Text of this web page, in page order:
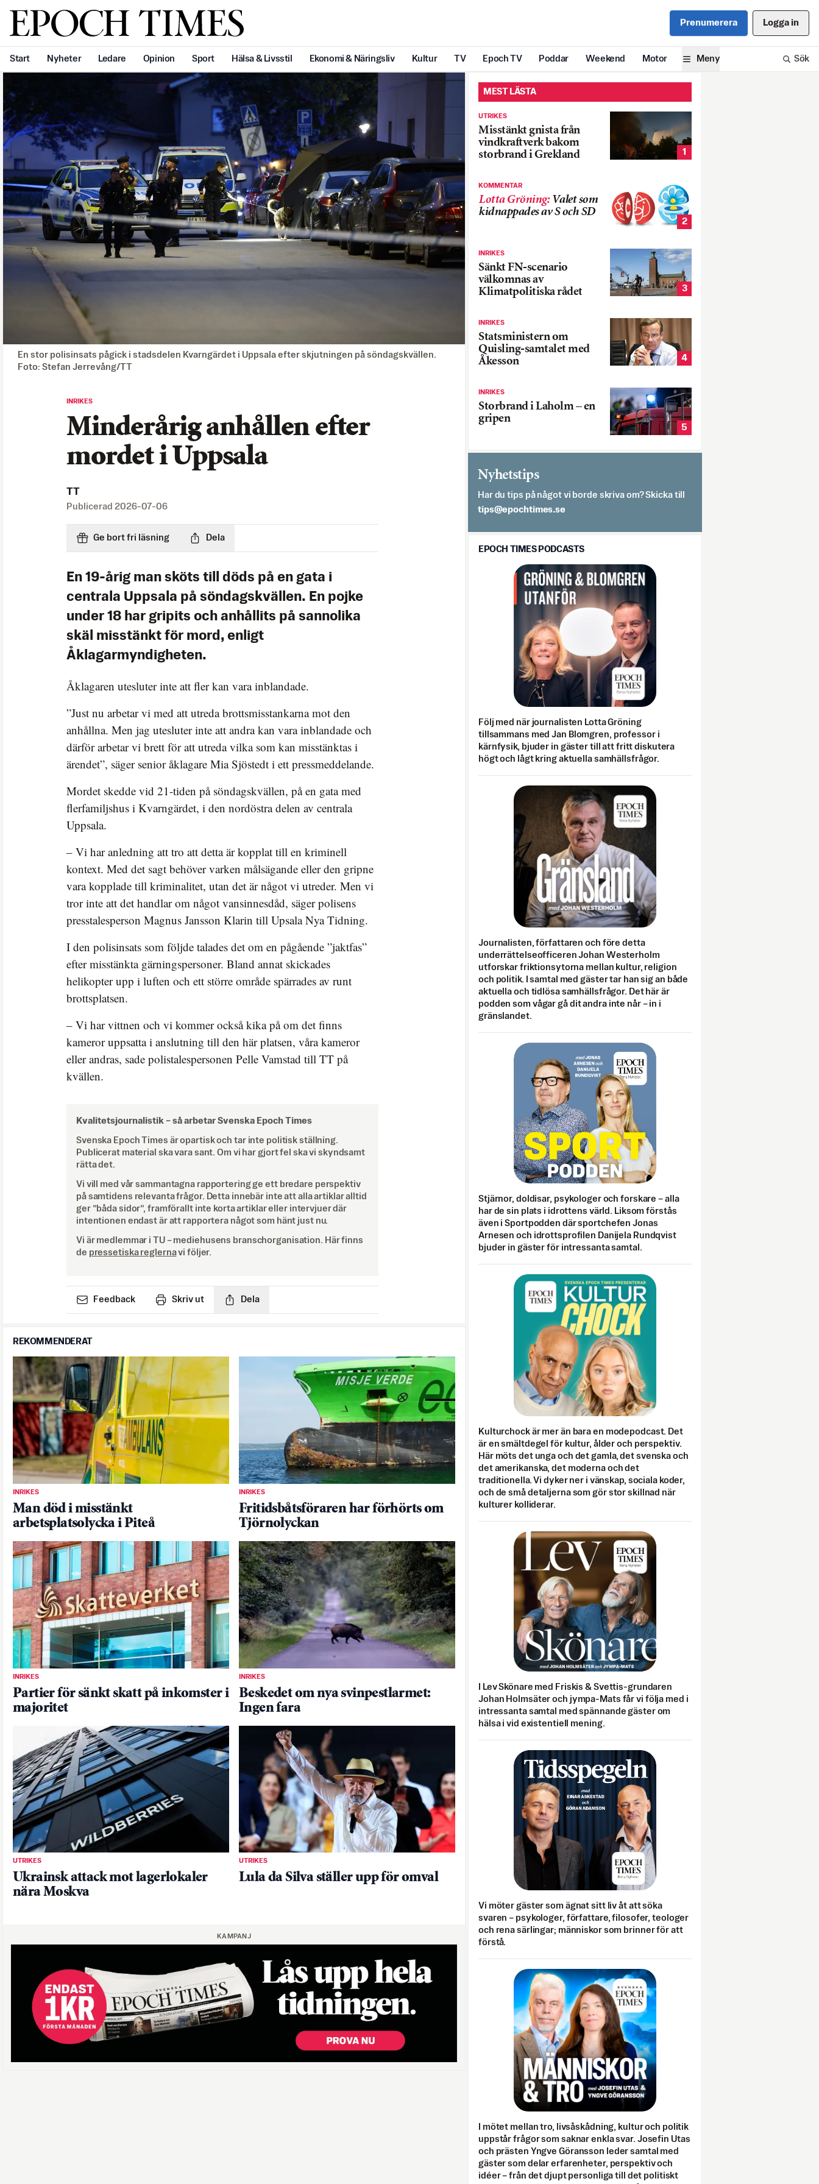
Svenska Epoch Times Prenumerera Logga in
Start Nyheter Ledare Opinion Sport Hälsa & Livsstil Ekonomi & Näringsliv Kultur TV Epoch TV Poddar Weekend Motor Meny Sök
En stor polisinsats pågick i stadsdelen Kvarngärdet i Uppsala efter skjutningen på söndagskvällen.
Foto: Stefan Jerrevång/TT
INRIKES
Minderårig anhållen efter
mordet i Uppsala
TT
Publicerad 2026-07-06
Ge bort fri läsning Dela
En 19-årig man sköts till döds på en gata i
centrala Uppsala på söndagskvällen. En pojke
under 18 har gripits och anhållits på sannolika
skäl misstänkt för mord, enligt
Åklagarmyndigheten.
Åklagaren utesluter inte att fler kan vara inblandade.
”Just nu arbetar vi med att utreda brottsmisstankarna mot den
anhållna. Men jag utesluter inte att andra kan vara inblandade och
därför arbetar vi brett för att utreda vilka som kan misstänktas i
ärendet”, säger senior åklagare Mia Sjöstedt i ett pressmeddelande.
Mordet skedde vid 21-tiden på söndagskvällen, på en gata med
flerfamiljshus i Kvarngärdet, i den nordöstra delen av centrala
Uppsala.
– Vi har anledning att tro att detta är kopplat till en kriminell
kontext. Med det sagt behöver varken målsägande eller den gripne
vara kopplade till kriminalitet, utan det är något vi utreder. Men vi
tror inte att det handlar om något vansinnesdåd, säger polisens
presstalesperson Magnus Jansson Klarin till Upsala Nya Tidning.
I den polisinsats som följde talades det om en pågående ”jaktfas”
efter misstänkta gärningspersoner. Bland annat skickades
helikopter upp i luften och ett större område spärrades av runt
brottsplatsen.
– Vi har vittnen och vi kommer också kika på om det finns
kameror uppsatta i anslutning till den här platsen, våra kameror
eller andras, sade polistalespersonen Pelle Vamstad till TT på
kvällen.
Kvalitetsjournalistik – så arbetar Svenska Epoch Times
Svenska Epoch Times är opartisk och tar inte politisk ställning.
Publicerat material ska vara sant. Om vi har gjort fel ska vi skyndsamt
rätta det.
Vi vill med vår sammantagna rapportering ge ett bredare perspektiv
på samtidens relevanta frågor. Detta innebär inte att alla artiklar alltid
ger ”båda sidor”, framförallt inte korta artiklar eller intervjuer där
intentionen endast är att rapportera något som hänt just nu.
Vi är medlemmar i TU – mediehusens branschorganisation. Här finns
de pressetiska reglernavi följer.
Feedback Skriv ut Dela
REKOMMENDERAT
INRIKES
Man död i misstänkt
arbetsplatsolycka i Piteå
INRIKES
Fritidsbåtsföraren har förhörts om
Tjörnolyckan
INRIKES
Partier för sänkt skatt på inkomster i
majoritet
INRIKES
Beskedet om nya svinpestlarmet:
Ingen fara
UTRIKES
Ukrainsk attack mot lagerlokaler
nära Moskva
UTRIKES
Lula da Silva ställer upp för omval
KAMPANJ
MEST LÄSTA
UTRIKES
Misstänkt gnista från
vindkraftverk bakom
storbrand i Grekland
1
KOMMENTAR
Lotta Gröning: Valet som
kidnappades av S och SD
2
INRIKES
Sänkt FN-scenario
välkomnas av
Klimatpolitiska rådet
3
INRIKES
Statsministern om
Quisling-samtalet med
Åkesson
4
INRIKES
Storbrand i Laholm – en
gripen
5
Nyhetstips
Har du tips på något vi borde skriva om? Skicka till
es.semithcope@spit
EPOCH TIMES PODCASTS
Följ med när journalisten Lotta Gröning
tillsammans med Jan Blomgren, professor i
kärnfysik, bjuder in gäster till att fritt diskutera
högt och lågt kring aktuella samhällsfrågor.
Journalisten, författaren och före detta
underrättelseofficeren Johan Westerholm
utforskar friktionsytorna mellan kultur, religion
och politik. I samtal med gäster tar han sig an både
aktuella och tidlösa samhällsfrågor. Det här är
podden som vågar gå dit andra inte når – in i
gränslandet.
Stjärnor, doldisar, psykologer och forskare – alla
har de sin plats i idrottens värld. Liksom förstås
även i Sportpodden där sportchefen Jonas
Arnesen och idrottsprofilen Danijela Rundqvist
bjuder in gäster för intressanta samtal.
Kulturchock är mer än bara en modepodcast. Det
är en smältdegel för kultur, ålder och perspektiv.
Här möts det unga och det gamla, det svenska och
det amerikanska, det moderna och det
traditionella. Vi dyker ner i vänskap, sociala koder,
och de små detaljerna som gör stor skillnad när
kulturer kolliderar.
I Lev Skönare med Friskis & Svettis-grundaren
Johan Holmsäter och jympa-Mats får vi följa med i
intressanta samtal med spännande gäster om
hälsa i vid existentiell mening.
Vi möter gäster som ägnat sitt liv åt att söka
svaren – psykologer, författare, filosofer, teologer
och rena särlingar; människor som brinner för att
förstå.
I mötet mellan tro, livsåskådning, kultur och politik
uppstår frågor som saknar enkla svar. Josefin Utas
och prästen Yngve Göransson leder samtal med
gäster som delar erfarenheter, perspektiv och
idéer – från det djupt personliga till det politiskt